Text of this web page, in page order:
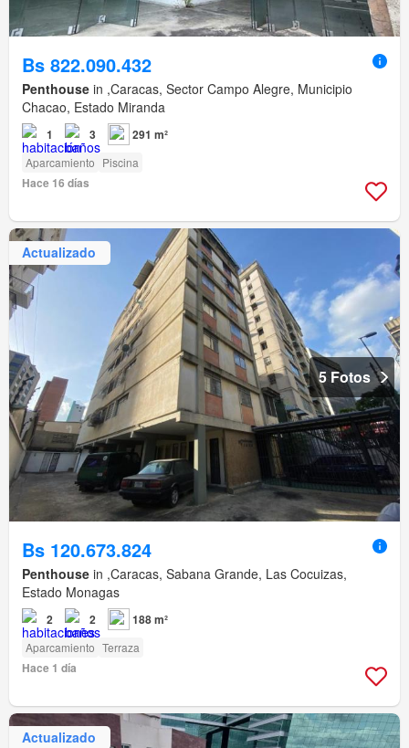
Bs 822.090.432
Penthouse in ,Caracas, Sector Campo Alegre, Municipio
Chacao, Estado Miranda
1 3 291 m²
Aparcamiento Piscina
Hace 16 días
Actualizado
5 Fotos
Bs 120.673.824
Penthouse in ,Caracas, Sabana Grande, Las Cocuizas,
Estado Monagas
2 2 188 m²
Aparcamiento Terraza
Hace 1 día
Actualizado